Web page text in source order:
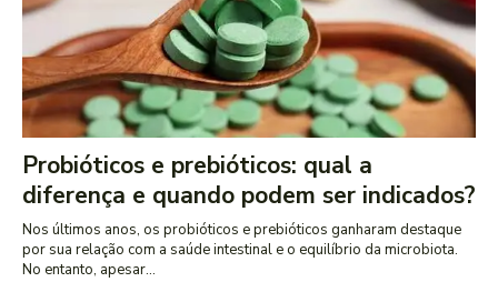
Probióticos e prebióticos: qual a
diferença e quando podem ser indicados?
Nos últimos anos, os probióticos e prebióticos ganharam destaque
por sua relação com a saúde intestinal e o equilíbrio da microbiota.
No entanto, apesar...